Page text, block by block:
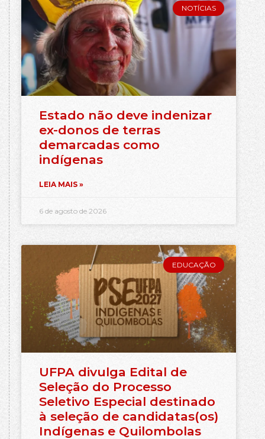
NOTÍCIAS
Estado não deve indenizar
ex-donos de terras
demarcadas como
indígenas
LEIA MAIS »
6 de agosto de 2026
EDUCAÇÃO
UFPA divulga Edital de
Seleção do Processo
Seletivo Especial destinado
à seleção de candidatas(os)
Indígenas e Quilombolas